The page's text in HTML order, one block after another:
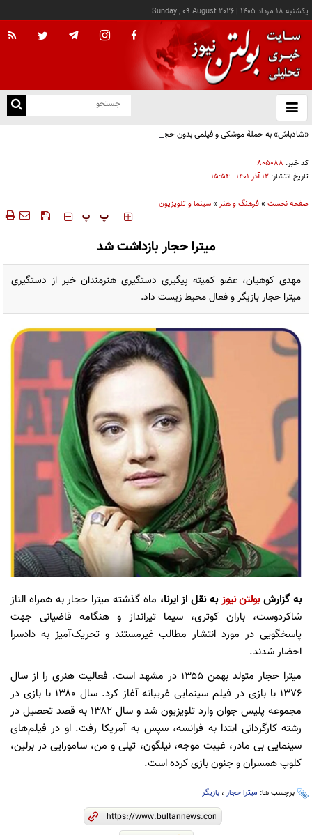
يکشنبه ۱۸ مرداد ۱۴۰۵ |
Sunday , 09 August 2026
باز
و
«شادباش» به حملۀ موشکی و فیلمی بدون حجاب؛ روایت تناقض‌های محسن قرایی
کد خبر: ۸۰۵۰۸۸
تاریخ انتشار: ۱۲ آذر ۱۴۰۱ - ۱۵:۵۴
صفحه نخست »فرهنگ و هنر »سینما و تلویزیون
‍‍‍ پ پ
میترا حجار بازداشت شد
مهدی کوهیان، عضو کمیته پیگیری دستگیری هنرمندان خبر از دستگیری
میترا حجار بازیگر و فعال محیط زیست داد.
به گزارشبولتن نیوزبه نقل از ایرنا، ماه گذشته میترا حجار به همراه الناز
شاکردوست، باران کوثری، سیما تیرانداز و هنگامه قاضیانی جهت
پاسخگویی در مورد انتشار مطالب غیرمستند و تحریک‌آمیز به دادسرا
احضار شدند.
میترا حجار متولد بهمن ۱۳۵۵ در مشهد است. فعالیت هنری را از سال
۱۳۷۶ با بازی در فیلم سینمایی غریبانه آغاز کرد. سال ۱۳۸۰ با بازی در
مجموعه پلیس جوان وارد تلویزیون شد و سال ۱۳۸۲ به قصد تحصیل در
رشته کارگردانی ابتدا به فرانسه، سپس به آمریکا رفت. او در فیلم‌های
سینمایی بی مادر، غیبت موجه، نیلگون، تپلی و من، سامورایی در برلین،
کلوپ همسران و جنون بازی کرده است.
برچسب ها: میترا حجار ، بازیگر